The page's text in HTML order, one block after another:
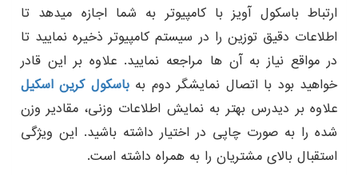
ارتباط باسکول آویز با کامپیوتر به شما اجازه میدهد تا
اطلاعات دقیق توزین را در سیستم کامپیوتر ذخیره نمایید تا
در مواقع نیاز به آن ها مراجعه نمایید. علاوه بر این قادر
خواهید بود با اتصال نمایشگر دوم بهباسکول کرین اسکیل
علاوه بر دیدرس بهتر به نمایش اطلاعات وزنی، مقادیر وزن
شده را به صورت چاپی در اختیار داشته باشید. این ویژگی
استقبال بالای مشتریان را به همراه داشته است.